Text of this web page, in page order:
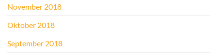
November 2018
Oktober 2018
September 2018